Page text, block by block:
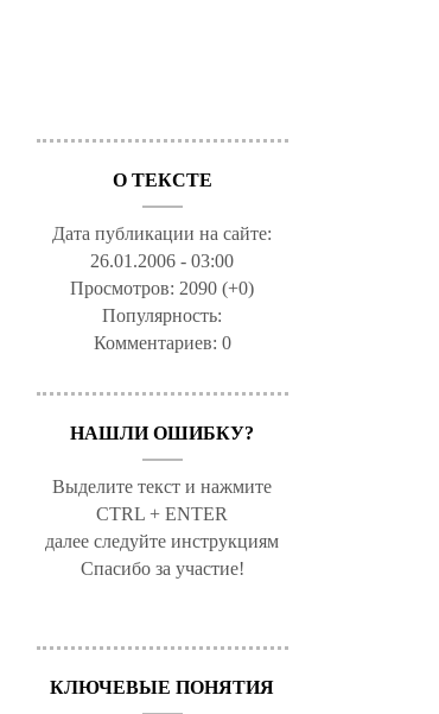
О ТЕКСТЕ
Дата публикации на сайте:
26.01.2006 - 03:00
Просмотров: 2090 (+0)
Популярность:
Комментариев: 0
НАШЛИ ОШИБКУ?
Выделите текст и нажмите
CTRL + ENTER
далее следуйте инструкциям
Спасибо за участие!
КЛЮЧЕВЫЕ ПОНЯТИЯ